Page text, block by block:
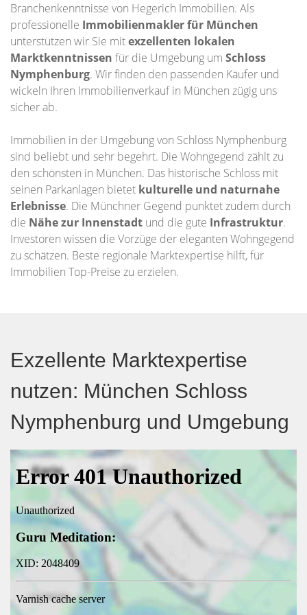
Branchenkenntnisse von Hegerich Immobilien. Als
professionelle Immobilienmakler für München
unterstützen wir Sie mitexzellenten lokalen
Marktkenntnissen für die Umgebung um Schloss
Nymphenburg. Wir finden den passenden Käufer und
wickeln Ihren Immobilienverkauf in München zügig uns
sicher ab.
Immobilien in der Umgebung von Schloss Nymphenburg
sind beliebt und sehr begehrt. Die Wohngegend zählt zu
den schönsten in München. Das historische Schloss mit
seinen Parkanlagen bietet kulturelle und naturnahe
Erlebnisse. Die Münchner Gegend punktet zudem durch
die Nähe zur Innenstadt und die gute Infrastruktur.
Investoren wissen die Vorzüge der eleganten Wohngegend
zu schätzen. Beste regionale Marktexpertise hilft, für
Immobilien Top-Preise zu erzielen.
Exzellente Marktexpertise
nutzen: München Schloss
Nymphenburg und Umgebung